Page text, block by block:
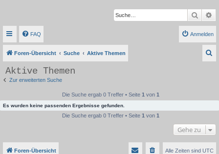
Suche
FAQ Anmelden
Foren-Übersicht Suche Aktive Themen
e
Aktive Themen
Zur erweiterten Suche
Die Suche ergab 0 Treffer • Seite 1 von 1
Es wurden keine passenden Ergebnisse gefunden.
Die Suche ergab 0 Treffer • Seite 1 von 1
Gehe zu
Foren-Übersicht Alle Zeiten sind UTC